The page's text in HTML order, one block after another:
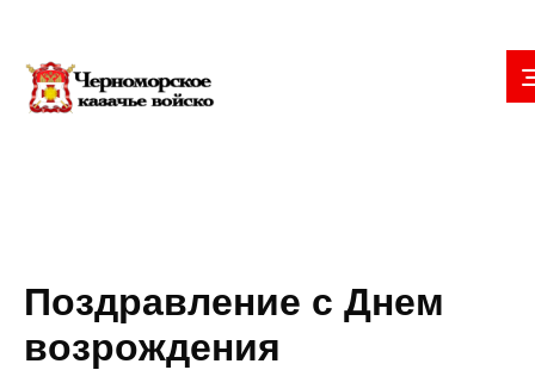
Поздравление с Днем
возрождения